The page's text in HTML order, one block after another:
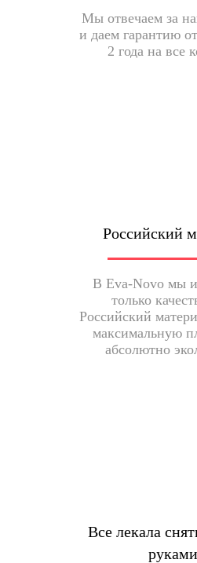
Мы отвечаем за
и даем гарантию
2 года на все
Российский
В Eva-Novo мы
только
Российский
максимальную
абсолютно
Все лекала